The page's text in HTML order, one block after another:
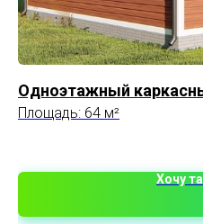
Одноэтажный
Площадь: 64 м²
Хочу